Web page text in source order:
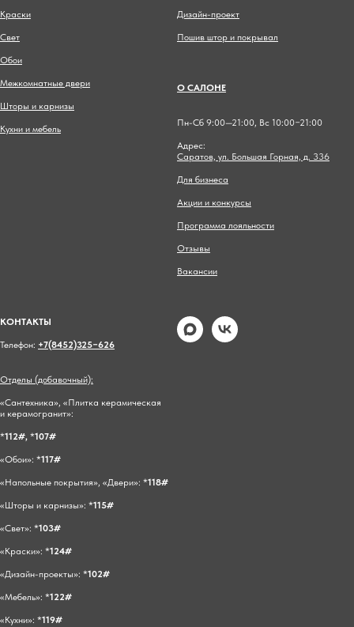
Краски
Свет
Обои
Межкомнатные двери
Шторы и карнизы
Кухни и мебель
Дизайн-проект
Пошив штор и покрывал
О САЛОНЕ
Пн-Сб 9:00—21:00, Вс 10:00−21:00
Адрес:
Саратов, ул. Большая Горная, д. 336
Для бизнеса
Акции и конкурсы
Программа лояльности
Отзывы
Вакансии
КОНТАКТЫ
Телефон: +7(8452)325−626
Отделы (добавочный):
«Сантехника», «Плитка керамическая
и керамогранит»:
*112#, *107#
«Обои»: *117#
«Напольные покрытия», «Двери»: *118#
«Шторы и карнизы»: *115#
«Свет»: *103#
«Краски»: *124#
«Дизайн-проекты»: *102#
«Мебель»: *122#
«Кухни»: *119#